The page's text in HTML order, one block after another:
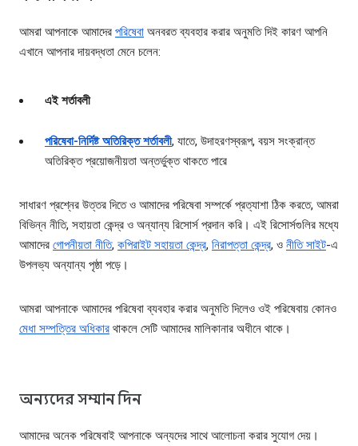
আমরা আপনাকে আমাদের পরিষেবা অনবরত ব্যবহার করার অনুমতি দিই কারণ আপনি
এখানে আপনার দায়বদ্ধতা মেনে চলেন:
এই শর্তাবলী
পরিষেবা-নির্দিষ্ট অতিরিক্ত শর্তাবলী, যাতে, উদাহরণস্বরূপ, বয়স সংক্রান্ত
অতিরিক্ত প্রয়োজনীয়তা অন্তর্ভুক্ত থাকতে পারে
সাধারণ প্রশ্নের উত্তর দিতে ও আমাদের পরিষেবা সম্পর্কে প্রত্যাশা ঠিক করতে, আমরা
বিভিন্ন নীতি, সহায়তা কেন্দ্র ও অন্যান্য রিসোর্স প্রদান করি। এই রিসোর্সগুলির মধ্যে
আমাদের গোপনীয়তা নীতি, কপিরাইট সহায়তা কেন্দ্র, নিরাপত্তা কেন্দ্র, ও নীতি সাইট-এ
উপলভ্য অন্যান্য পৃষ্ঠা পড়ে।
আমরা আপনাকে আমাদের পরিষেবা ব্যবহার করার অনুমতি দিলেও ওই পরিষেবায় কোনও
মেধা সম্পত্তির অধিকার থাকলে সেটি আমাদের মালিকানার অধীনে থাকে।
অন্যদের সম্মান দিন
আমাদের অনেক পরিষেবাই আপনাকে অন্যদের সাথে আলোচনা করার সুযোগ দেয়।